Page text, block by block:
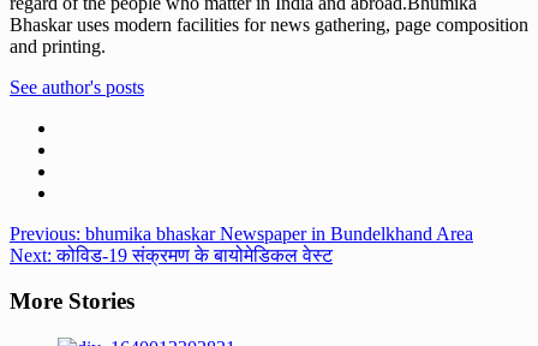
Bhaskar uses modern facilities for news gathering, page composition
and printing.
See author's posts
Post
navigation
Previous: bhumika bhaskar Newspaper in Bundelkhand Area
Next:कोविड-19 संक्रमण के बायोमेडिकल वेस्ट
More Stories